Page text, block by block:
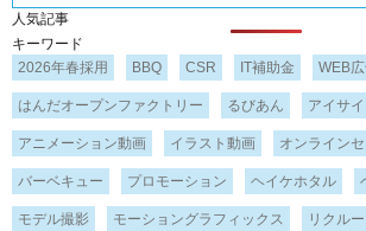
人気記事
キーワード
2026年春採用
BBQ CSR IT補助金 WEB
はんだオープンファクトリー るびあん アイサイ
アニメーション動画 イラスト動画 オンライン
バーベキュー プロモーション ヘイケホタル
モデル撮影 モーショングラフィックス リクルー